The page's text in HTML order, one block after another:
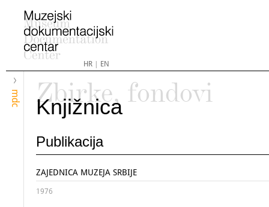
HR| EN
mdc
Zbirke, fondovi
Knjižnica
Publikacija
ZAJEDNICA MUZEJA SRBIJE
1976